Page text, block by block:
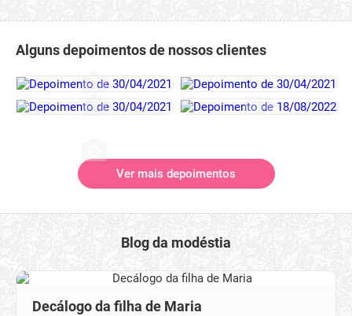
Alguns depoimentos de nossos clientes
Ver mais depoimentos
Blog da modéstia
Decálogo da filha de Maria